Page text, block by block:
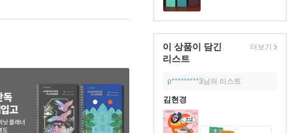
이 상품이 담긴
리스트
더보기
p*********3님의 리스트
김현경